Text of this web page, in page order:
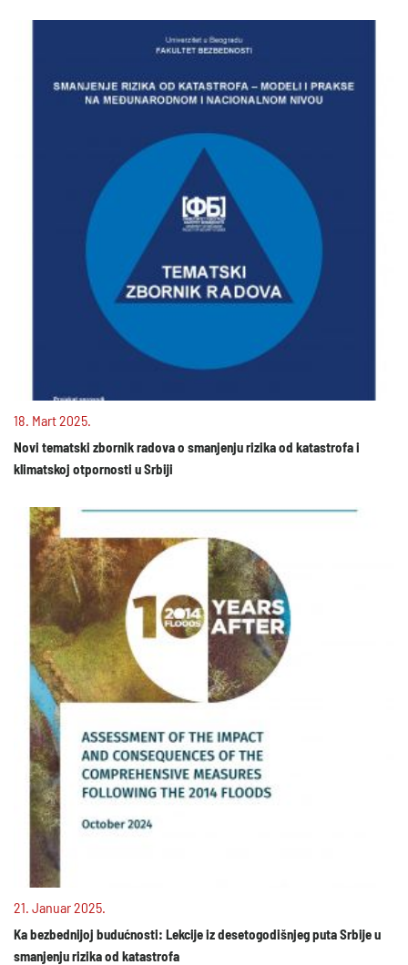
18. Mart 2025.
Novi tematski zbornik radova o smanjenju rizika od katastrofa i
klimatskoj otpornosti u Srbiji
21. Januar 2025.
Ka bezbednijoj budućnosti: Lekcije iz desetogodišnjeg puta Srbije u
smanjenju rizika od katastrofa